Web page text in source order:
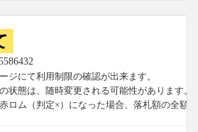
ジにて利用制限の確認が出来ます。
状態は、随時変更される可能性があります。
ロム（判定×）になった場合、落札額の全額